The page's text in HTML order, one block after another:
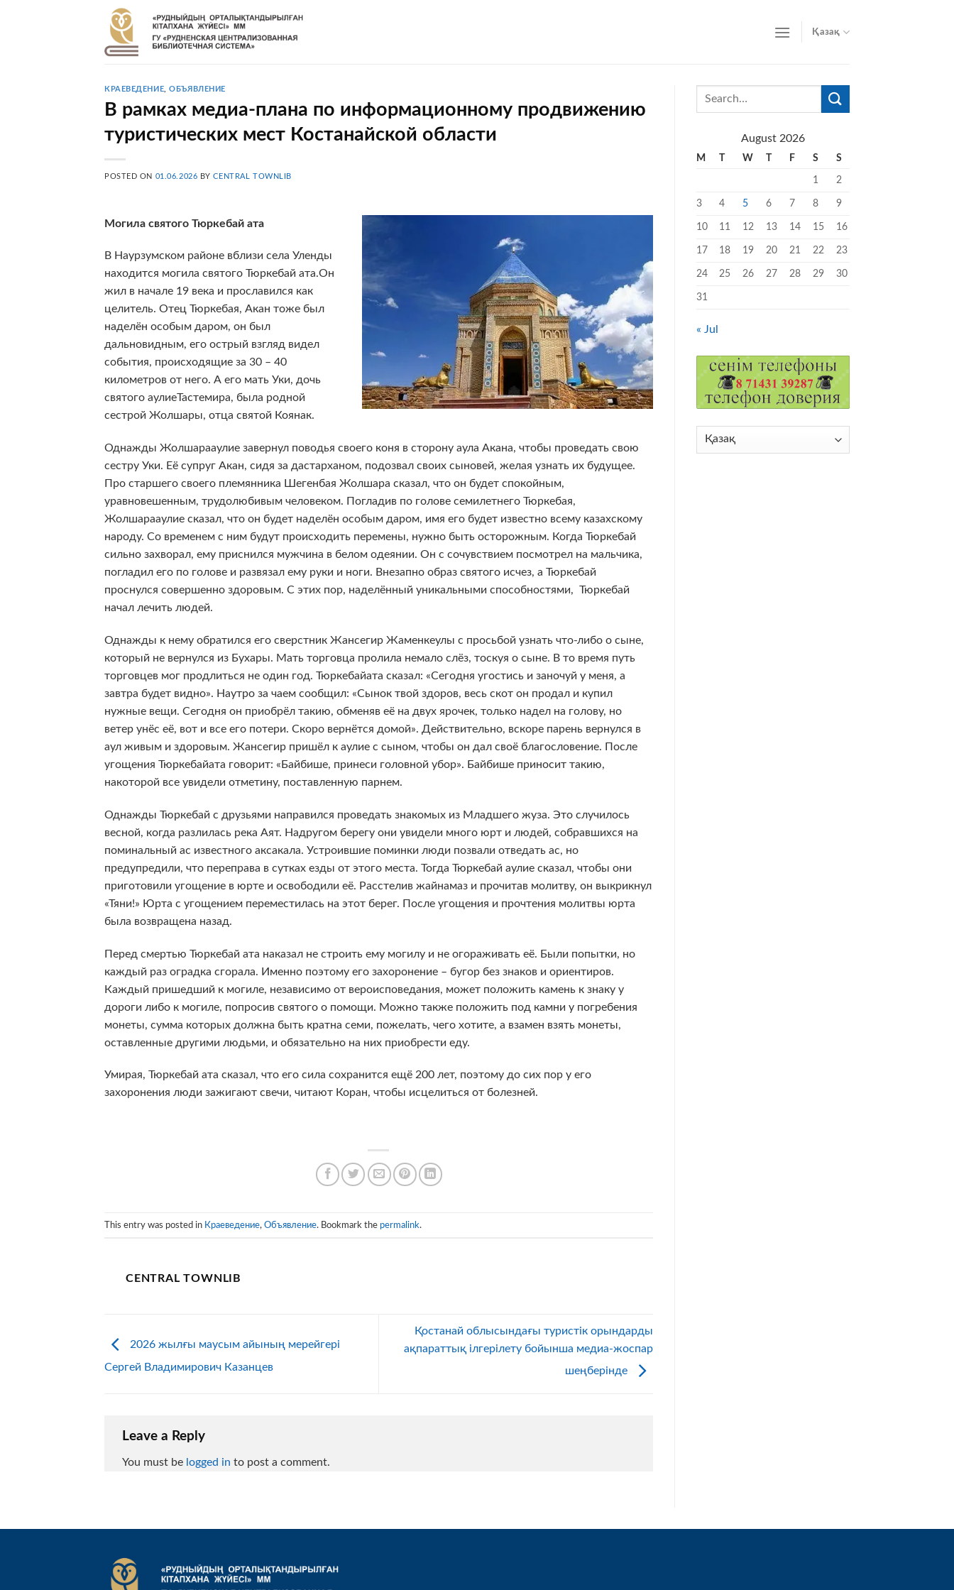
Қазақ
КРАЕВЕДЕНИЕ ,ОБЪЯВЛЕНИЕ
В рамках медиа-плана по информационному продвижению
туристических мест Костанайской области
POSTED ON 01.06.2026 BYCENTRAL TOWNLIB
Могила святого Тюркебай ата
В Наурзумском районе вблизи села Уленды
находится могила святого Тюркебай ата.Он
жил в начале 19 века и прославился как
целитель. Отец Тюркебая, Акан тоже был
наделён особым даром, он был
дальновидным, его острый взгляд видел
события, происходящие за 30 – 40
километров от него. А его мать Уки, дочь
святого аулиеТастемира, была родной
сестрой Жолшары, отца святой Коянак.
Однажды Жолшарааулие завернул поводья своего коня в сторону аула Акана, чтобы проведать свою
сестру Уки. Её супруг Акан, сидя за дастарханом, подозвал своих сыновей, желая узнать их будущее.
Про старшего своего племянника Шегенбая Жолшара сказал, что он будет спокойным,
уравновешенным, трудолюбивым человеком. Погладив по голове семилетнего Тюркебая,
Жолшарааулие сказал, что он будет наделён особым даром, имя его будет известно всему казахскому
народу. Со временем с ним будут происходить перемены, нужно быть осторожным. Когда Тюркебай
сильно захворал, ему приснился мужчина в белом одеянии. Он с сочувствием посмотрел на мальчика,
погладил его по голове и развязал ему руки и ноги. Внезапно образ святого исчез, а Тюркебай
проснулся совершенно здоровым. С этих пор, наделённый уникальными способностями, Тюркебай
начал лечить людей.
Однажды к нему обратился его сверстник Жансегир Жаменкеулы с просьбой узнать что-либо о сыне,
который не вернулся из Бухары. Мать торговца пролила немало слёз, тоскуя о сыне. В то время путь
торговцев мог продлиться не один год. Тюркебайата сказал: «Сегодня угостись и заночуй у меня, а
завтра будет видно». Наутро за чаем сообщил: «Сынок твой здоров, весь скот он продал и купил
нужные вещи. Сегодня он приобрёл такию, обменяв её на двух ярочек, только надел на голову, но
ветер унёс её, вот и все его потери. Скоро вернётся домой». Действительно, вскоре парень вернулся в
аул живым и здоровым. Жансегир пришёл к аулие с сыном, чтобы он дал своё благословение. После
угощения Тюркебайата говорит: «Байбише, принеси головной убор». Байбише приносит такию,
накоторой все увидели отметину, поставленную парнем.
Однажды Тюркебай с друзьями направился проведать знакомых из Младшего жуза. Это случилось
весной, когда разлилась река Аят. Надругом берегу они увидели много юрт и людей, собравшихся на
поминальный ас известного аксакала. Устроившие поминки люди позвали отведать ас, но
предупредили, что переправа в сутках езды от этого места. Тогда Тюркебай аулие сказал, чтобы они
приготовили угощение в юрте и освободили её. Расстелив жайнамаз и прочитав молитву, он выкрикнул
«Тяни!» Юрта с угощением переместилась на этот берег. После угощения и прочтения молитвы юрта
была возвращена назад.
Перед смертью Тюркебай ата наказал не строить ему могилу и не огораживать её. Были попытки, но
каждый раз оградка сгорала. Именно поэтому его захоронение – бугор без знаков и ориентиров.
Каждый пришедший к могиле, независимо от вероисповедания, может положить камень к знаку у
дороги либо к могиле, попросив святого о помощи. Можно также положить под камни у погребения
монеты, сумма которых должна быть кратна семи, пожелать, чего хотите, а взамен взять монеты,
оставленные другими людьми, и обязательно на них приобрести еду.
Умирая, Тюркебай ата сказал, что его сила сохранится ещё 200 лет, поэтому до сих пор у его
захоронения люди зажигают свечи, читают Коран, чтобы исцелиться от болезней.
This entry was posted in Краеведение, Объявление. Bookmark the permalink.
CENTRAL TOWNLIB
2026 жылғы маусым айының мерейгері
Сергей Владимирович Казанцев
Қостанай облысындағы туристік орындарды
ақпараттық ілгерілету бойынша медиа-жоспар
шеңберінде
Leave a Reply
You must be logged in to post a comment.
August 2026
M T W T F S S
1 2
3 4 5 6 7 8 9
10 11 12 13 14 15 16
17 18 19 20 21 22 23
24 25 26 27 28 29 30
31
« Jul
Choose